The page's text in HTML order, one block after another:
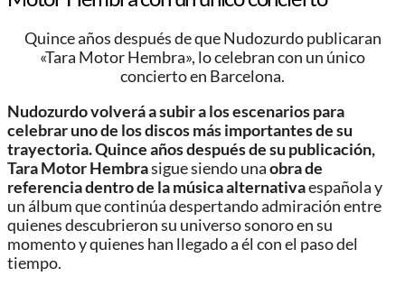
Quince años después de que Nudozurdo publicaran
«Tara Motor Hembra», lo celebran con un único
concierto en Barcelona.
Nudozurdovolverá a subir a los escenarios para
celebrar uno de los discos más importantes de su
trayectoria.Quince años después de su publicación,
Tara Motor Hembrasigue siendo unaobra de
referencia dentro de la música alternativaespañola y
un álbum que continúa despertando admiración entre
quienes descubrieron su universo sonoro en su
momento y quienes han llegado a él con el paso del
tiempo.